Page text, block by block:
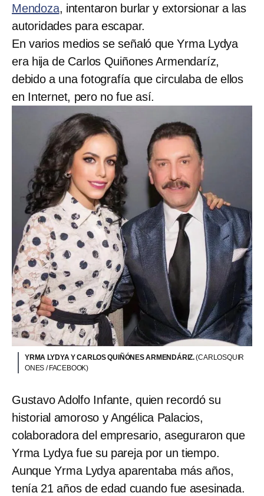
Mendoza, intentaron burlar y extorsionar a las
autoridades para escapar.
En varios medios se señaló que Yrma Lydya
era hija de Carlos Quiñones Armendaríz,
debido a una fotografía que circulaba de ellos
en Internet, pero no fue así.
YRMA LYDYA Y CARLOS QUIÑÓNES ARMENDÁRIZ.(CARLOSQUIR
ONES / FACEBOOK)
Gustavo Adolfo Infante, quien recordó su
historial amoroso y Angélica Palacios,
colaboradora del empresario, aseguraron que
Yrma Lydya fue su pareja por un tiempo.
Aunque Yrma Lydya aparentaba más años,
tenía 21 años de edad cuando fue asesinada.